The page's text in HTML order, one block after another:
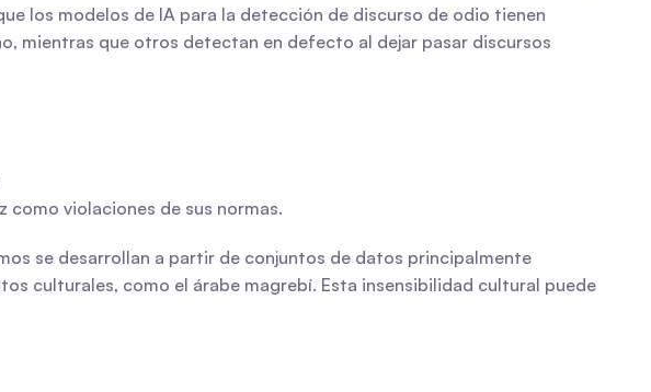
los modelos de IA para la detección de discurso de odio tienen
mientras que otros detectan en defecto al dejar pasar discursos
violaciones de sus normas.
se desarrollan a partir de conjuntos de datos principalmente
culturales, como el árabe magrebí. Esta insensibilidad cultural puede